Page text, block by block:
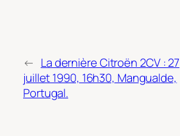
← La dernière Citroën 2CV : 27
juillet 1990, 16h30, Mangualde,
Portugal.